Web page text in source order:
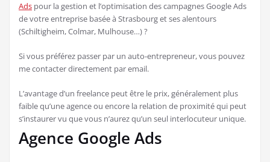
Ads pour la gestion et l’optimisation des campagnes Google Ads
de votre entreprise basée à Strasbourg et ses alentours
(Schiltigheim, Colmar, Mulhouse…) ?
Si vous préférez passer par un auto-entrepreneur, vous pouvez
me contacter directement par email.
L’avantage d’un freelance peut être le prix, généralement plus
faible qu’une agence ou encore la relation de proximité qui peut
s’instaurer vu que vous n’aurez qu’un seul interlocuteur unique.
Agence Google Ads